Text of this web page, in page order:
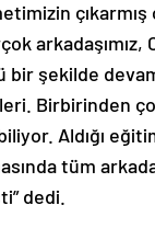
arkadaşımız,
şekilde
Birbirinden
Aldığı
tüm
dedi.